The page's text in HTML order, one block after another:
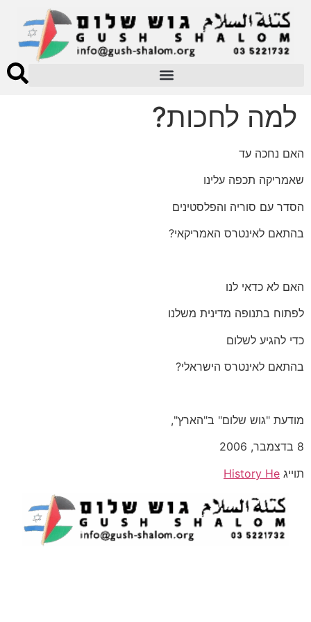
למה לחכות?
האם נחכה עד
שאמריקה תכפה עלינו
הסדר עם סוריה והפלסטינים
בהתאם לאינטרס האמריקאי?
האם לא כדאי לנו
לפתוח בתנופה מדינית משלנו
כדי להגיע לשלום
בהתאם לאינטרס הישראלי?
מודעת "גוש שלום" ב"הארץ",
8 בדצמבר, 2006
תוייג History He